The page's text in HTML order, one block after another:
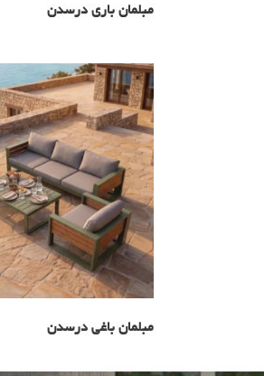
مبلمان باری درسدن
مبلمان باغی درسدن